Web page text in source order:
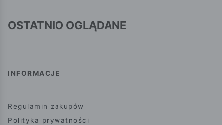
OSTATNIO OGLĄDANE
INFORMACJE
Regulamin zakupów
Polityka prywatności